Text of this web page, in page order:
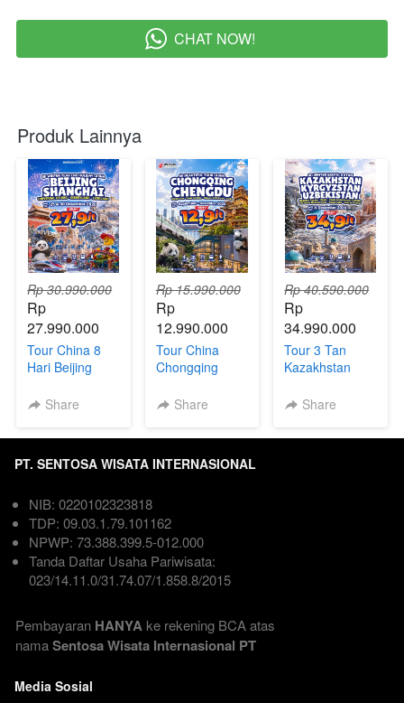
` CHAT NOW!
Produk Lainnya
Rp 30.990.000
Rp
27.990.000
Tour China 8
Hari Beijing
Universal
Disneyland &
Share
Rp 15.990.000
Rp
12.990.000
Tour China
Chongqing
| Direct Flight
Share
Rp 40.590.000
Rp
34.990.000
Tour 3 Tan
Kazakhstan
Kyrgyzstan 9
Share
PT. SENTOSA WISATA INTERNASIONAL
NIB: 0220102323818
TDP: 09.03.1.79.101162
NPWP: 73.388.399.5-012.000
Tanda Daftar Usaha Pariwisata:
023/14.11.0/31.74.07/1.858.8/2015
Pembayaran HANYA ke rekening BCA atas
nama Sentosa Wisata Internasional PT
Media Sosial